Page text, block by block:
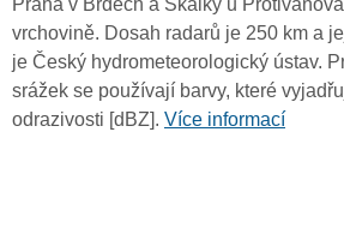
vrchovině. Dosah radarů je 250 km a
je Český hydrometeorologický ústav.
srážek se používají barvy, které
odrazivosti [dBZ]. Více informací